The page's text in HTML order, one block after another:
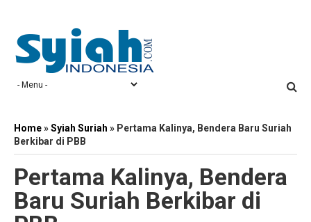
Home»Syiah Suriah » Pertama Kalinya, Bendera Baru Suriah
Berkibar di PBB
Pertama Kalinya, Bendera
Baru Suriah Berkibar di